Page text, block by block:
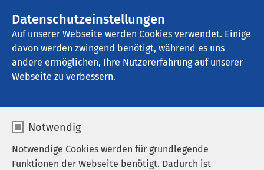
Datenschutzeinstellungen
Auf unserer Webseite werden Cookies verwendet. Einige
davon werden zwingend benötigt, während es uns
andere ermöglichen, Ihre Nutzererfahrung auf unserer
Webseite zu verbessern.
Notwendig
Notwendige Cookies werden für grundlegende
Funktionen der Webseite benötigt. Dadurch ist